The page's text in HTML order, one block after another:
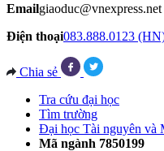
Emailgiaoduc@vnexpress.net
Điện thoại083.888.0123
Chia sẻ
Tra cứu đại học
Tìm trường
Đại học Tài nguyên và
Mã ngành 7850199